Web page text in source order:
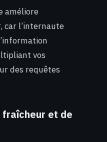
améliore
car l’internaute
vos
des requêtes
fraîcheur et de